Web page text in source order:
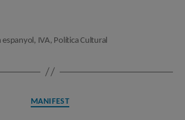
espanyol , IVA, Política Cultural
Categories
MANIFEST